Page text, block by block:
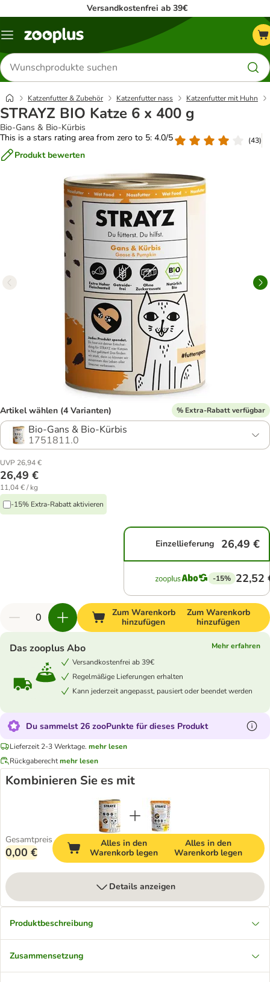
Versandkostenfrei ab 39€
Menü
Produkte
suchen
Katzenfutter & Zubehör Katzenfutter nass Katzenfutter mit Huhn
STRAYZ BIO Katze 6 x 400 g
Bio-Gans & Bio-Kürbis
This is a stars rating area from zero to 5: 4.0/5
(43)
Produkt bewerten
Artikel wählen (4 Varianten) % Extra-Rabatt verfügbar
Bio-Gans & Bio-Kürbis
1751811.0
UVP 26,94 €
26,49 €
11,04 € / kg
-15% Extra-Rabatt aktivieren
Einzellieferung 26,49 €
-15% 22,52
Zum Warenkorb
hinzufügen
Zum Warenkorb
hinzufügen
Das zooplus Abo
Mehr erfahren
Versandkostenfrei ab 39€
Regelmäßige Lieferungen erhalten
Kann jederzeit angepasst, pausiert oder beendet werden
Du sammelst 26 zooPunkte für dieses Produkt
Lieferzeit 2-3 Werktage. mehr lesen
Rückgaberechtmehr lesen
Kombinieren Sie es mit
Gesamtpreis
0,00 €
Alles in den
Warenkorb legen
Alles in den
Warenkorb legen
Details anzeigen
Produktbeschreibung
Zusammensetzung